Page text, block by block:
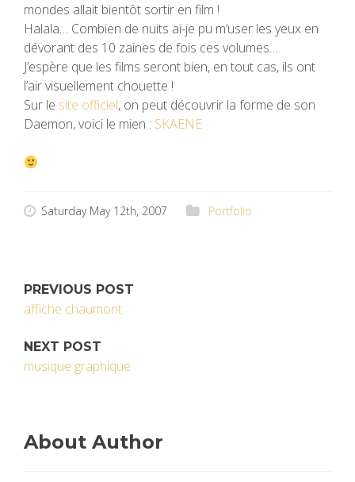
mondes allait bientôt sortir en film !
Halala… Combien de nuits ai-je pu m’user les yeux en
dévorant des 10 zaines de fois ces volumes…
J’espère que les films seront bien, en tout cas, ils ont
l’air visuellement chouette !
Sur le site officiel, on peut découvrir la forme de son
Daemon, voici le mien : SKAENE
Saturday May 12th, 2007 Portfolio
PREVIOUS POST
affiche chaumont
NEXT POST
musique graphique
About Author